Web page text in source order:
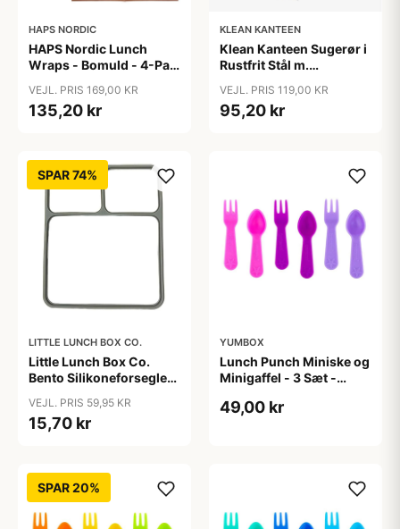
HAPS NORDIC
HAPS Nordic Lunch
Wraps - Bomuld - 4-Pak
VEJL. PRIS 169,00 KR
135,20 kr
KLEAN KANTEEN
Klean Kanteen Sugerør i
Rustfrit Stål m.
8mm - Multi Color
VEJL. PRIS 119,00 KR
95,20 kr
SPAR 74%
LITTLE LUNCH BOX CO.
Little Lunch Box Co.
Bento Silikoneforsegler
VEJL. PRIS 59,95 KR
15,70 kr
YUMBOX
Lunch Punch Miniske og
Minigaffel - 3 Sæt -
49,00 kr
SPAR 20%